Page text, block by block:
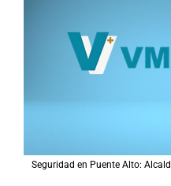
Seguridad en Puente Alto: